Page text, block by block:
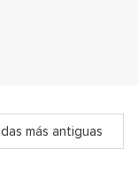
más antiguas